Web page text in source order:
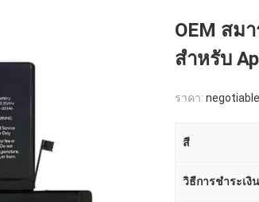
OEM สม
สําหรับ
ราคา: negotiable
สี
วิธีการชำระเงิน